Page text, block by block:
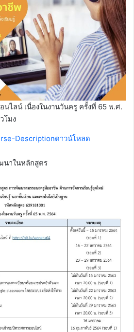
ไลน์ เนื่องในงานวันครู ครั้งที่ 65 พ.ศ.
โมง
Descriptionดาวน์โหลด
นาในหลักสูตร